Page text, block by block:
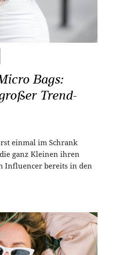
Bags:
Trend-
einmal im Schrank
ganz Kleinen ihren
Influencer bereits in den